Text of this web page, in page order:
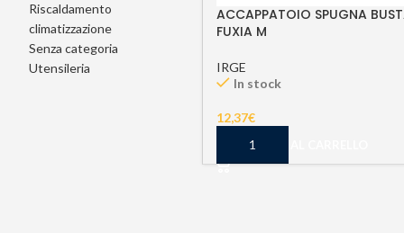
Riscaldamento
climatizzazione
Senza categoria
Utensileria
ACCAPPATOIO SPUGNA
FUXIA M
IRGE
In stock
12,37€
AGGIUNGI AL CARRELLO